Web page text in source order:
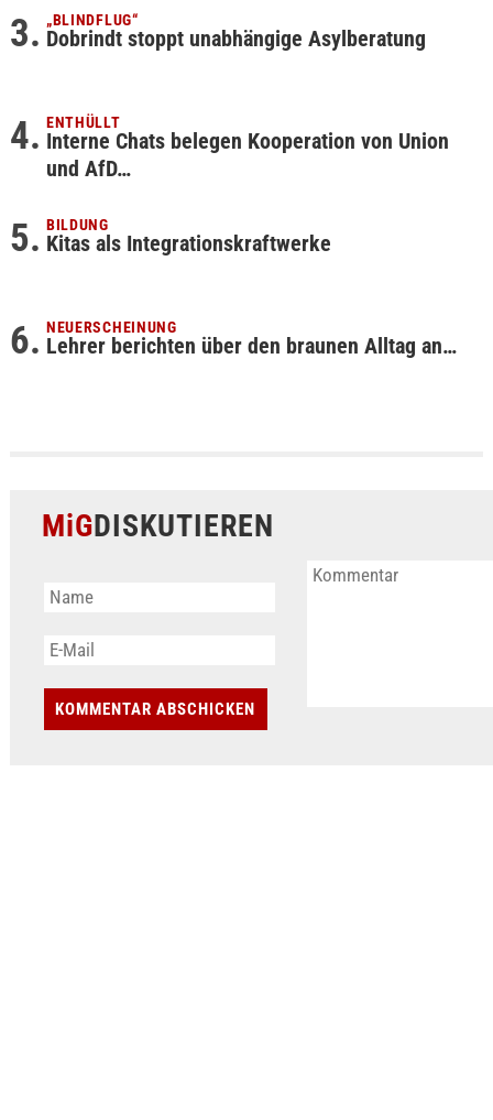
„BLINDFLUG“
Dobrindt stoppt unabhängige Asylberatung
ENTHÜLLT
Interne Chats belegen Kooperation von Union
und AfD…
BILDUNG
Kitas als Integrationskraftwerke
NEUERSCHEINUNG
Lehrer berichten über den braunen Alltag an…
MiGDISKUTIEREN